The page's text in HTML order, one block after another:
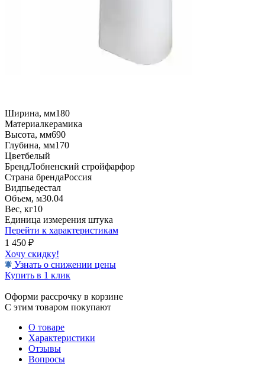
Ширина, мм180
Материалкерамика
Высота, мм690
Глубина, мм170
Цветбелый
БрендЛобненский стройфарфор
Страна брендаРоссия
Видпьедестал
Объем, м30.04
Вес, кг10
Единица измерения штука
Перейти к характеристикам
1 450 ₽
Хочу скидку!
Узнать о снижении цены
Купить в 1 клик
Оформи рассрочку в корзине
С этим товаром покупают
О товаре
Характеристики
Отзывы
Вопросы